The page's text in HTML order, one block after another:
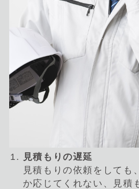
見積もりの遅延
見積もりの依頼をしても
か応じてくれない、見積